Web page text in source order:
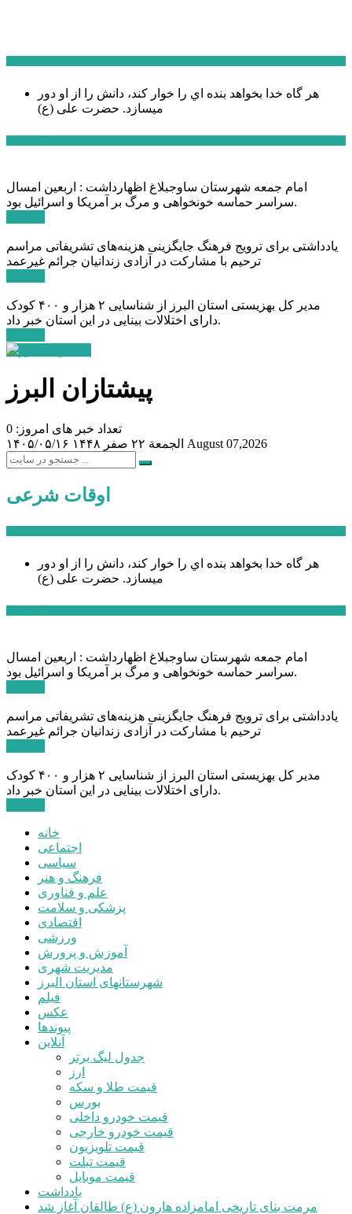
هر گاه خدا بخواهد بنده اي را خوار كند، دانش را از او دور
میسازد. حضرت علی (ع)
امام جمعه شهرستان ساوجبلاغ اظهارداشت : اربعین امسال
سراسر حماسه خونخواهی و مرگ بر آمریکا و اسرائیل بود.
یادداشتی برای ترویج فرهنگ جایگزینی هزینه‌های تشریفاتی مراسم
ترحیم با مشارکت در آزادی زندانیان جرائم غیرعمد
مدیر کل بهزیستی استان البرز از شناسایی ۲ هزار و ۴۰۰ کودک
دارای اختلالات بینایی در این استان خبر داد.
پیشتازان البرز
تعداد خبر های امروز: 0
۱۴۰۵/۰۵/۱۶
الجمعة ۲۲ صفر ۱۴۴۸ August 07,2026
اوقات شرعی
هر گاه خدا بخواهد بنده اي را خوار كند، دانش را از او دور
میسازد. حضرت علی (ع)
امام جمعه شهرستان ساوجبلاغ اظهارداشت : اربعین امسال
سراسر حماسه خونخواهی و مرگ بر آمریکا و اسرائیل بود.
یادداشتی برای ترویج فرهنگ جایگزینی هزینه‌های تشریفاتی مراسم
ترحیم با مشارکت در آزادی زندانیان جرائم غیرعمد
مدیر کل بهزیستی استان البرز از شناسایی ۲ هزار و ۴۰۰ کودک
دارای اختلالات بینایی در این استان خبر داد.
خانه
اجتماعی
سیاسی
فرهنگ و هنر
علم و فناوری
پزشکی و سلامت
اقتصادی
ورزشی
آموزش و پرورش
مدیریت شهری
شهرستانهای استان البرز
فیلم
عکس
پیوندها
آنلاین
جدول لیگ برتر
ارز
قیمت طلا و سکه
بورس
قیمت خودرو داخلی
قیمت خودرو خارجی
قیمت تلویزیون
قیمت تبلت
قیمت موبایل
یادداشت
مرمت بنای تاریخی امامزاده هارون (ع) طالقان آغاز شد